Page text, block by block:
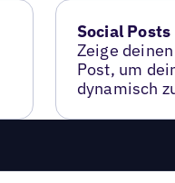
Social Posts
Zeige
Post, um
dynamisch